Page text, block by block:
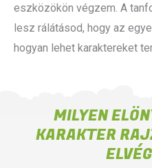
eszközökön végzem. A
lesz rálátásod, hogy az
hogyan lehet karaktereket
MILYEN
KARAKTER